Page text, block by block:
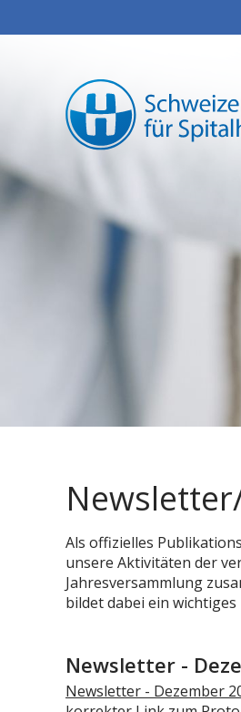
Als offizielles
unsere Aktivitäten der
Jahresversammlung
bildet dabei ein
Newsletter -
Newsletter - Dezember